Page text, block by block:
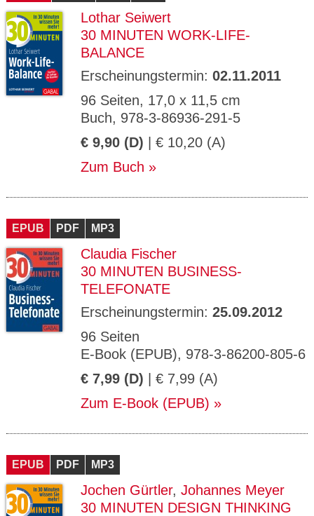
Lothar Seiwert
30 MINUTEN WORK-LIFE-
BALANCE
Erscheinungstermin: 02.11.2011
96 Seiten, 17,0 x 11,5 cm
Buch, 978-3-86936-291-5
€ 9,90 (D) | € 10,20 (A)
Zum Buch
EPUB PDF MP3
Claudia Fischer
30 MINUTEN BUSINESS-
TELEFONATE
Erscheinungstermin: 25.09.2012
96 Seiten
E-Book (EPUB), 978-3-86200-805-6
€ 7,99 (D) | € 7,99 (A)
Zum E-Book (EPUB)
EPUB PDF MP3
Jochen Gürtler, Johannes Meyer
30 MINUTEN DESIGN THINKING